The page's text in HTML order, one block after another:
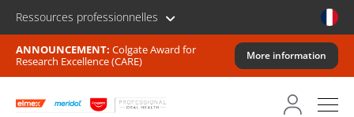
Ressources professionnelles
ANNOUNCEMENT: Colgate Award for
Research Excellence (CARE)
More information